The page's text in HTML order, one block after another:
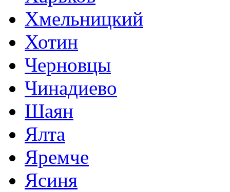
Хмельницкий
Хотин
Черновцы
Чинадиево
Шаян
Ялта
Яремче
Ясиня